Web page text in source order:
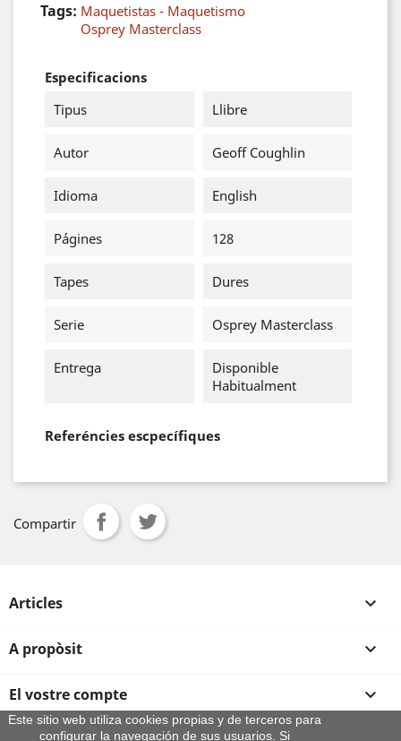
Tags: Maquetistas - Maquetismo
Osprey Masterclass
Especificacions
Tipus
Llibre
Autor Geoff Coughlin
Idioma English
Págines 128
Tapes Dures
Serie Osprey Masterclass
Entrega
Disponible
Habitualment
Referéncies escpecífiques
Compartir
Articles 
A propòsit 
El vostre compte 
Este sitio web utiliza cookies propias y de terceros para
configurar la navegación de sus usuarios. Si